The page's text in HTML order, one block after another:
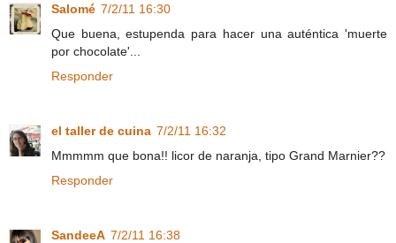
Salomé 7/2/11 16:30
Que buena, estupenda para hacer una auténtica 'muerte
por chocolate'...
Responder
el taller de cuina 7/2/11 16:32
Mmmmm que bona!! licor de naranja, tipo Grand Marnier??
Responder
SandeeA 7/2/11 16:38